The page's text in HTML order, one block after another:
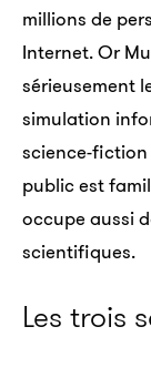
millions de
Internet. Or
sérieusement
simulation
science-
public est
occupe aussi
scientifiques.
Les trois